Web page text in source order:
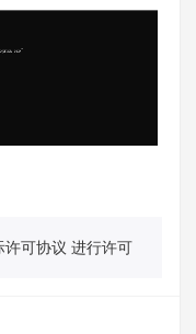
可协议 进行许可